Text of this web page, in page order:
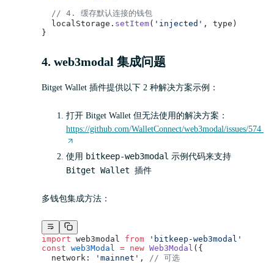
  // 4. 缓存默认连接的钱包
  localStorage.
setItem( 'injected' , type)
}
4. web3modal 集成问题
Bitget Wallet 插件提供以下 2 种解决方案示例：
打开 Bitget Wallet 但无法使用的解决方案：
https://github.com/WalletConnect/web3modal/issues/574
使用 bitkeep-web3modal 示例代码来支持
Bitget Wallet 插件
多钱包集成方法：
import web3modal from 'bitkeep-web3modal'
const web3Modal = new Web3Modal ({
  network:
'mainnet' ,
// 可选